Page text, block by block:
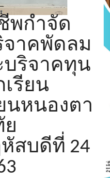
พกำจัด
จาคพัดลม
บริจาคทุน
รียน
หนองตา
ย
สบดีที่ 24